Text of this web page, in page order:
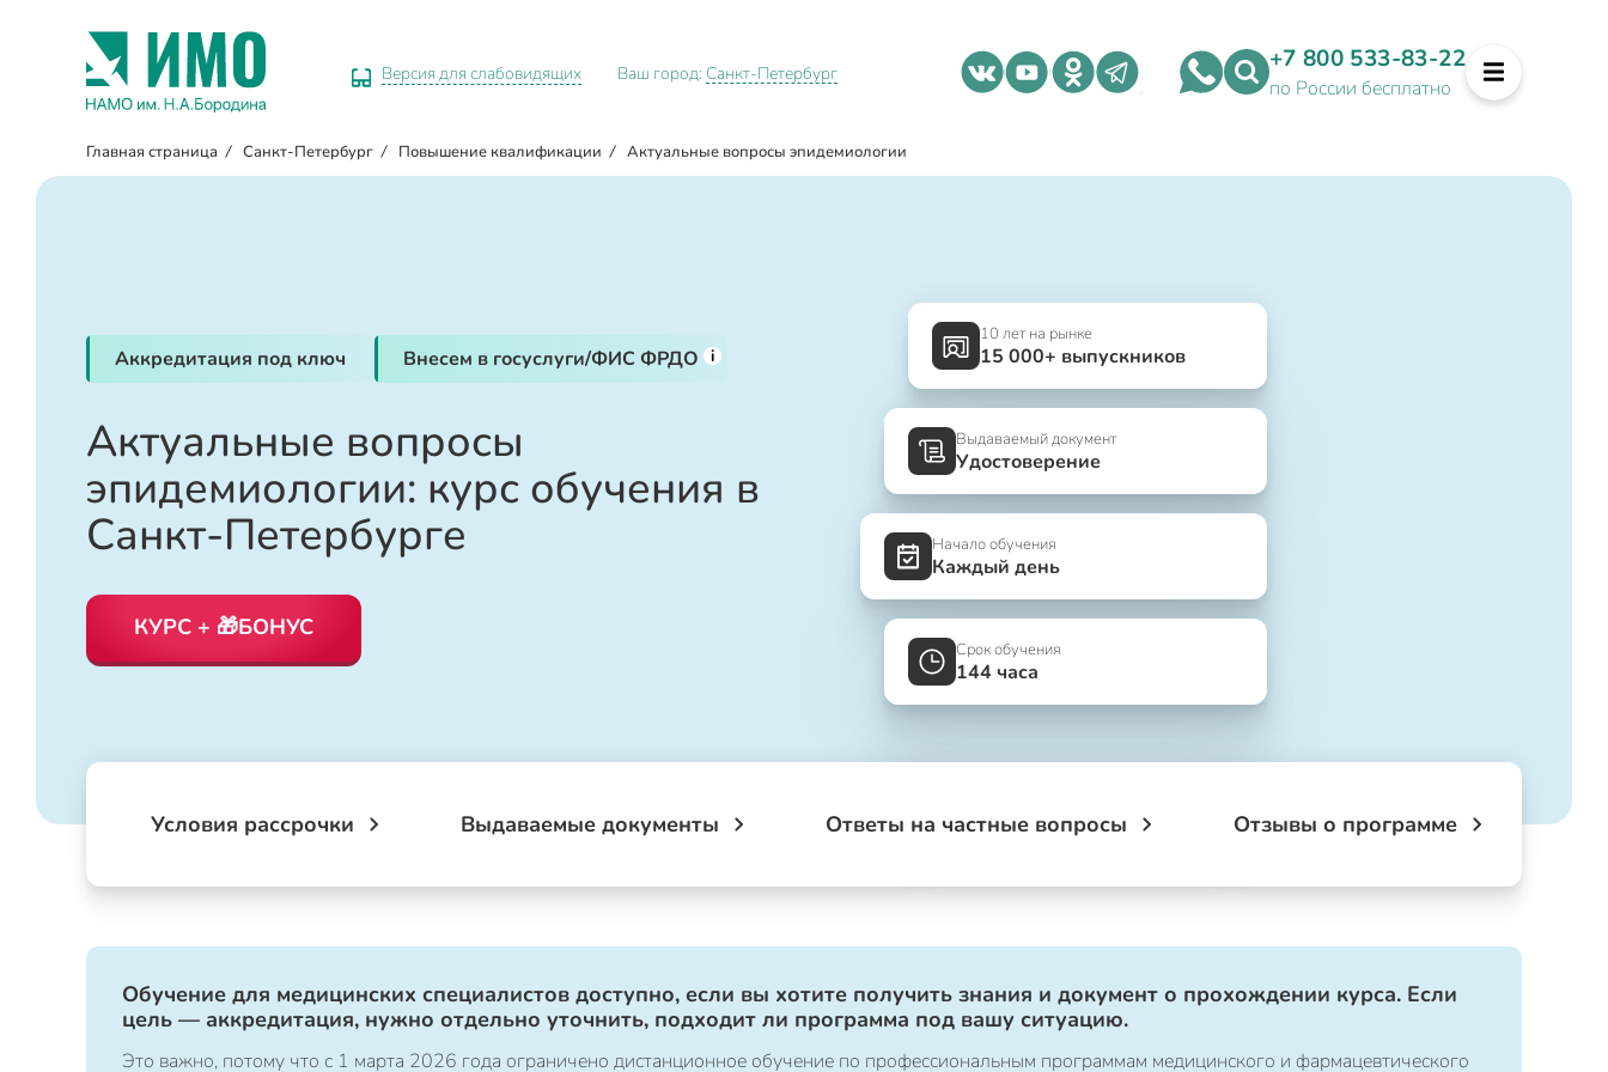
Версия для слабовидящих Ваш город: Санкт-Петербург +7 800 533-83-22
по России бесплатно
Главная страница / Санкт-Петербург / Повышение квалификации / Актуальные вопросы эпидемиологии
Аккредитация под ключ Внесем в госуслуги/ФИС ФРДО i
Актуальные вопросы
эпидемиологии: курс обучения в
Санкт-Петербурге
КУРС + 🎁БОНУС
10 лет на рынке
15 000+ выпускников
Выдаваемый документ
Удостоверение
Начало обучения
Каждый день
Срок обучения
144 часа
Условия рассрочки Выдаваемые документы Ответы на частные вопросы Отзывы о программе
Обучение для медицинских специалистов доступно, если вы хотите получить знания и документ о прохождении курса. Если
цель — аккредитация, нужно отдельно уточнить, подходит ли программа под вашу ситуацию.
Это важно, потому что с 1 марта 2026 года ограничено дистанционное обучение по профессиональным программам медицинского и фармацевтического